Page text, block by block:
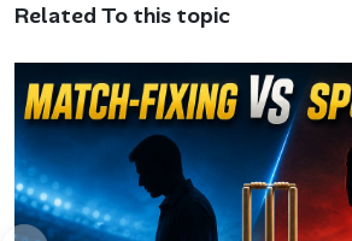
Related To this topic